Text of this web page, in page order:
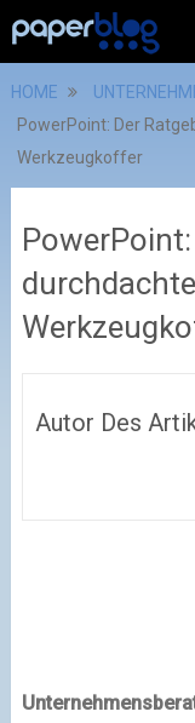
HOME
PowerPoint: Der
Werkzeugkoffer
Autor Des